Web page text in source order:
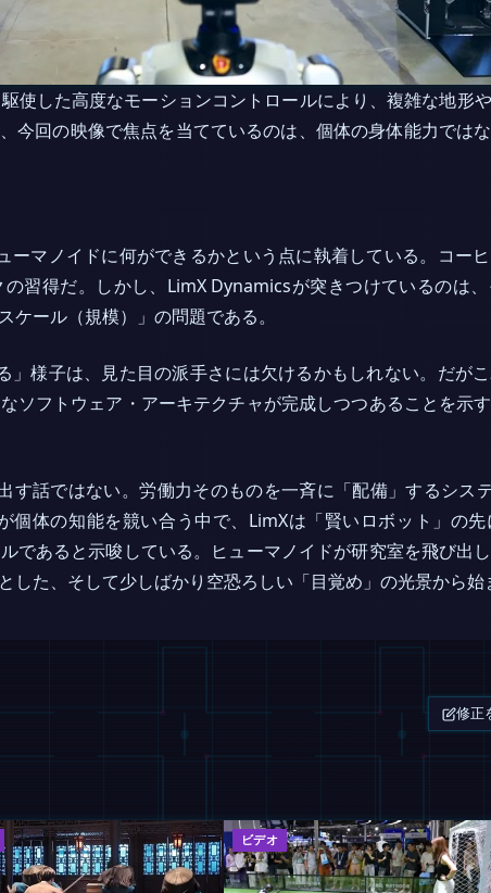
使した高度なモーションコントロールにより、複雑な地形
今回の映像で焦点を当てているのは、個体の身体能力では
ーマノイドに何ができるかという点に執着している。コー
習得だ。しかし、LimX Dynamicsが突きつけているのは
ケール（規模）」の問題である。
様子は、見た目の派手さには欠けるかもしれない。だがこ
ソフトウェア・アーキテクチャが完成しつつあることを示
す話ではない。労働力そのものを一斉に「配備」するシス
個体の知能を競い合う中で、LimXは「賢いロボット」の
であると示唆している。ヒューマノイドが研究室を飛び出
た、そして少しばかり空恐ろしい「目覚め」の光景から始
修正
ビデオ